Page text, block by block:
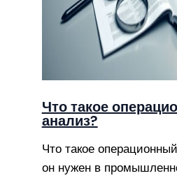
Что такое
анализ?
Что такое
он нужен в